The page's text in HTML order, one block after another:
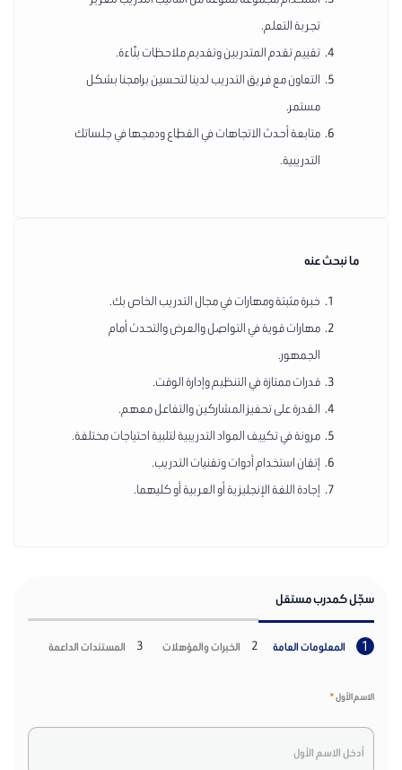
تجربة التعلم.
تقييم تقدم المتدربين وتقديم ملاحظات بنّاءة.
التعاون مع فريق التدريب لدينا لتحسين برامجنا بشكل
مستمر.
متابعة أحدث الاتجاهات في القطاع ودمجها في جلساتك
التدريبية.
ما نبحث عنه
خبرة مثبتة ومهارات في مجال التدريب الخاص بك.
مهارات قوية في التواصل والعرض والتحدث أمام
الجمهور.
قدرات ممتازة في التنظيم وإدارة الوقت.
القدرة على تحفيز المشاركين والتفاعل معهم.
مرونة في تكييف المواد التدريبية لتلبية احتياجات مختلفة.
إتقان استخدام أدوات وتقنيات التدريب.
إجادة اللغة الإنجليزية أو العربية أو كليهما.
سجّل كمدرب مستقل
1 المعلومات العامة 2 الخبرات والمؤهلات 3 المستندات الداعمة
الاسم الأول*